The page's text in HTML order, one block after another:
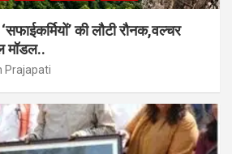
की लौटी रौनक,वल्चर
मॉडल..
Prajapati